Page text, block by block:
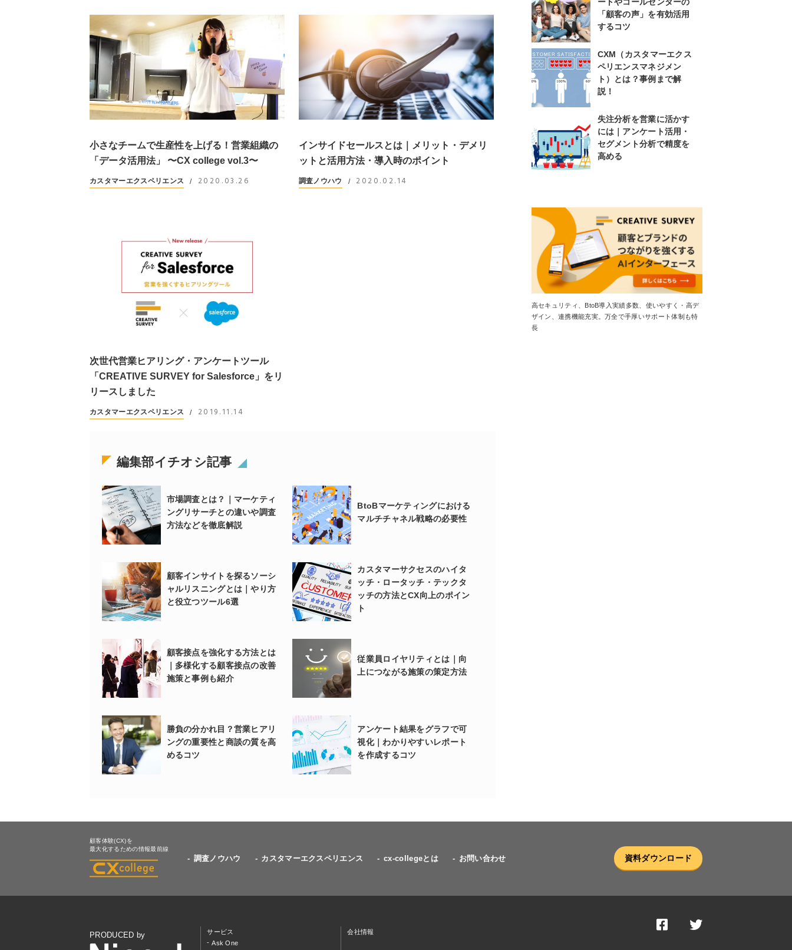
小さなチームで生産性を上げる！営業組織の
「データ活用法」 〜CX college vol.3〜
カスタマーエクスペリエンス / 2020.03.26
インサイドセールスとは｜メリット・デメリ
ットと活用方法・導入時のポイント
調査ノウハウ / 2020.02.14
次世代営業ヒアリング・アンケートツール
「CREATIVE SURVEY for Salesforce」をリ
リースしました
カスタマーエクスペリエンス / 2019.11.14
編集部イチオシ記事
市場調査とは？｜マーケティ
ングリサーチとの違いや調査
方法などを徹底解説
BtoBマーケティングにおける
マルチチャネル戦略の必要性
顧客インサイトを探るソーシ
ャルリスニングとは｜やり方
と役立つツール6選
カスタマーサクセスのハイタ
ッチ・ロータッチ・テックタ
ッチの方法とCX向上のポイン
ト
顧客接点を強化する方法とは
｜多様化する顧客接点の改善
施策と事例も紹介
従業員ロイヤリティとは｜向
上につながる施策の策定方法
勝負の分かれ目？営業ヒアリ
ングの重要性と商談の質を高
めるコツ
アンケート結果をグラフで可
視化｜わかりやすいレポート
を作成するコツ
ートやコールセンターの
「顧客の声」を有効活用
するコツ
CXM（カスタマーエクス
ペリエンスマネジメン
ト）とは？事例まで解
説！
失注分析を営業に活かす
には｜アンケート活用・
セグメント分析で精度を
高める
高セキュリティ、BtoB導入実績多数、使いやすく・高デ
ザイン、連携機能充実。万全で手厚いサポート体制も特
長
顧客体験(CX)を
最大化するための情報最前線
調査ノウハウ カスタマーエクスペリエンス cx-collegeとは お問い合わせ 資料ダウンロード
PRODUCED by
サービス
Ask One
会社情報